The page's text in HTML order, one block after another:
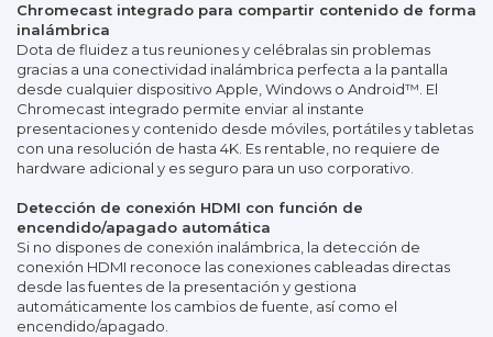
Chromecast integrado para compartir contenido de forma
inalámbrica
Dota de fluidez a tus reuniones y celébralas sin problemas
gracias a una conectividad inalámbrica perfecta a la pantalla
desde cualquier dispositivo Apple, Windows o Android™. El
Chromecast integrado permite enviar al instante
presentaciones y contenido desde móviles, portátiles y tabletas
con una resolución de hasta 4K. Es rentable, no requiere de
hardware adicional y es seguro para un uso corporativo.
Detección de conexión HDMI con función de
encendido/apagado automática
Si no dispones de conexión inalámbrica, la detección de
conexión HDMI reconoce las conexiones cableadas directas
desde las fuentes de la presentación y gestiona
automáticamente los cambios de fuente, así como el
encendido/apagado.